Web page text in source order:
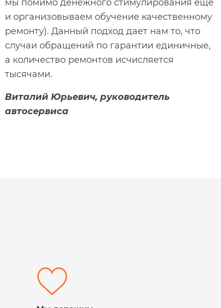
мы помимо денежного стимулирования еще
и организовываем обучение качественному
ремонту). Данный подход дает нам то, что
случаи обращений по гарантии единичные,
а количество ремонтов исчисляется
тысячами.
Виталий Юрьевич, руководитель
автосервиса